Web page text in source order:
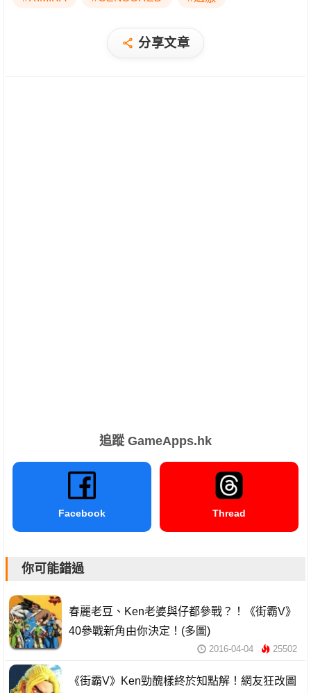
分享文章
追蹤 GameApps.hk
Facebook Thread
你可能錯過
春麗老豆、Ken老婆與仔都參戰？！《街霸V》
40參戰新角由你決定！(多圖)
2016-04-04 25502
《街霸V》Ken勁醜樣終於知點解！網友狂改圖